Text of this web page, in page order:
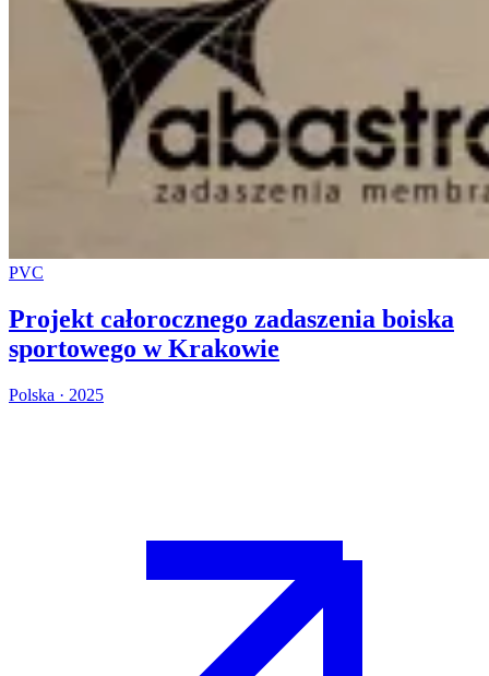
PVC
Projekt całorocznego zadaszenia boiska
sportowego w Krakowie
Polska · 2025